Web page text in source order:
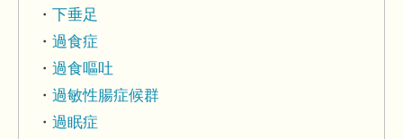
下垂足
過食症
過食嘔吐
過敏性腸症候群
過眠症